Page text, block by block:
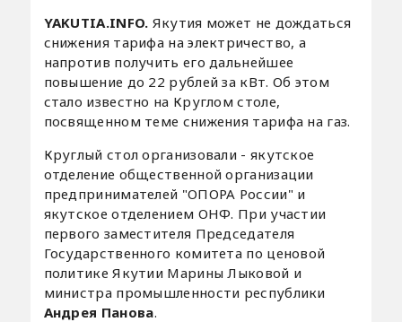
YAKUTIA.INFO. Якутия может не дождаться
снижения тарифа на электричество, а
напротив получить его дальнейшее
повышение до 22 рублей за кВт. Об этом
стало известно на Круглом столе,
посвященном теме снижения тарифа на газ.
Круглый стол организовали - якутское
отделение общественной организации
предпринимателей "ОПОРА России" и
якутское отделением ОНФ. При участии
первого заместителя Председателя
Государственного комитета по ценовой
политике Якутии Марины Лыковой и
министра промышленности республики
Андрея Панова.